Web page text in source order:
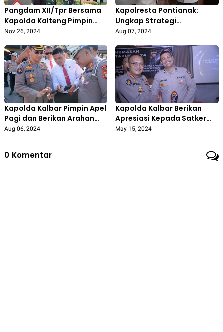
Pangdam XII/Tpr Bersama
Kapolda Kalteng Pimpin
Apel Kesiapan
Serentak
Nov 26, 2024
Kapolresta Pontianak:
Ungkap Strategi
Penanganan Konflik Sosial,
(STIK) Lemdiklat Polri
Aug 07, 2024
Kapolda Kalbar Pimpin Apel
Pagi dan Berikan Arahan
Khusus Kepada Seluruh
Aug 06, 2024
Kapolda Kalbar Berikan
Apresiasi Kepada Satker
Polda dan Polres Jajaran
May 15, 2024
0 Komentar